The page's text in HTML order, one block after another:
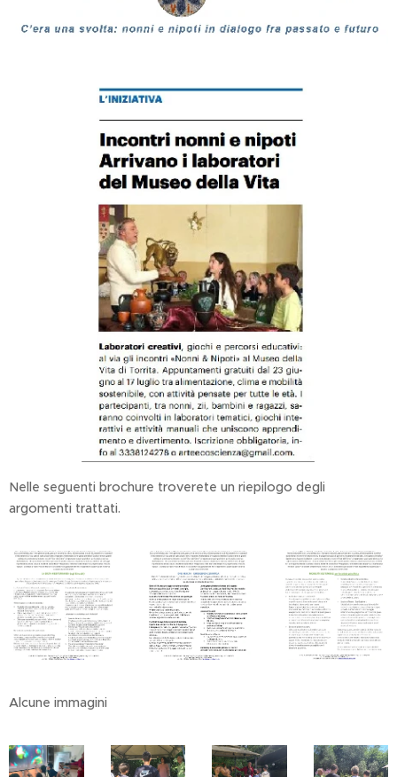
Nelle seguenti brochure troverete un riepilogo degli
argomenti trattati.
Alcune immagini